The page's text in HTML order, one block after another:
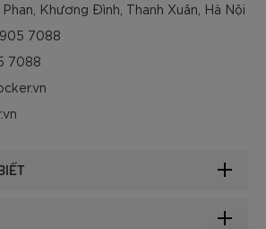
Khương Đình, Thanh Xuân, Hà Nội
7088
7088